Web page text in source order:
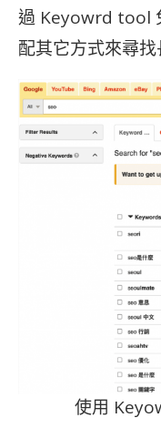
過 Keyowrd tool
配其它方式來尋
使用